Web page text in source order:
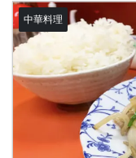
中華料理